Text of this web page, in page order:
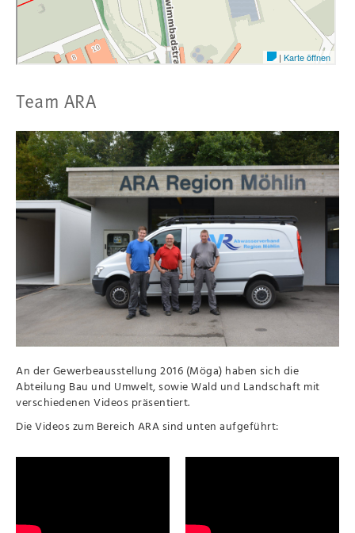
Team ARA
An der Gewerbeausstellung 2016 (Möga) haben sich die
Abteilung Bau und Umwelt, sowie Wald und Landschaft mit
verschiedenen Videos präsentiert.
Die Videos zum Bereich ARA sind unten aufgeführt: